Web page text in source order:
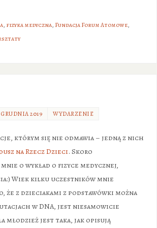
, fizyka medyczna, Fundacja Forum Atomowe,
GRUDNIA 2019 WYDARZENIE
którym się nie odmawia – jedną z nich
na Rzecz Dzieci. Skoro
o wykład o fizyce medycznej,
Wiek kilku uczestników mnie
że z dzieciakami z podstawówki można
w DNA, jest niesamowicie
młodzież jest taka, jak opisują